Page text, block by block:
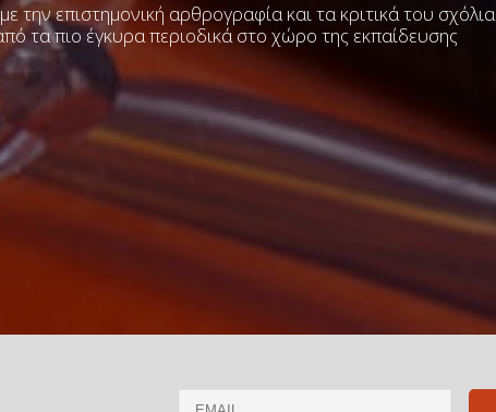
την επιστημονική αρθρογραφία και τα κριτικά του σχόλια
τα πιο έγκυρα περιοδικά στο χώρο της εκπαίδευσης
Email